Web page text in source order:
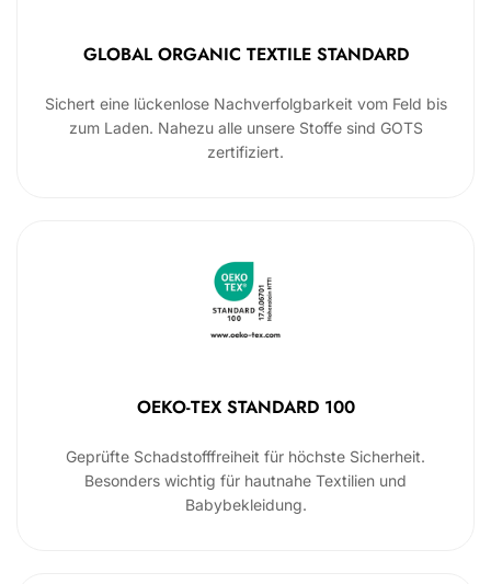
GLOBAL ORGANIC TEXTILE STANDARD
Sichert eine lückenlose Nachverfolgbarkeit vom Feld bis
zum Laden. Nahezu alle unsere Stoffe sind GOTS
zertifiziert.
OEKO-TEX STANDARD 100
Geprüfte Schadstofffreiheit für höchste Sicherheit.
Besonders wichtig für hautnahe Textilien und
Babybekleidung.